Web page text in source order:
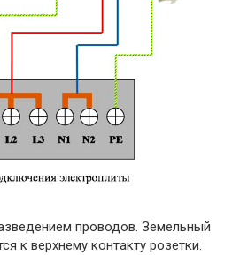
проводов. Земельный
к верхнему контакту розетки.